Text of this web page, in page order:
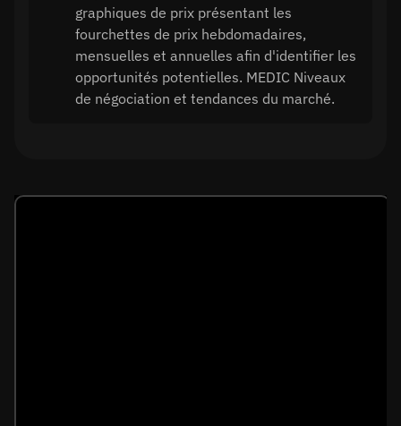
graphiques de prix présentant les
fourchettes de prix hebdomadaires,
mensuelles et annuelles afin d'identifier les
opportunités potentielles. MEDIC Niveaux
de négociation et tendances du marché.